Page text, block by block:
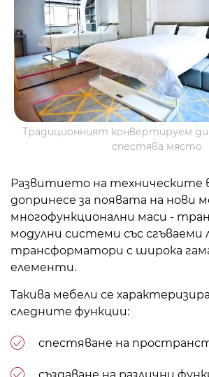
Традиционният конвертируем
спестява място
Развитието на техническите
допринесе за появата на нови
многофункционални маси -
модулни системи със сгъваеми
трансформатори с широка
елементи.
Такива мебели се
следните функции:
спестяване на